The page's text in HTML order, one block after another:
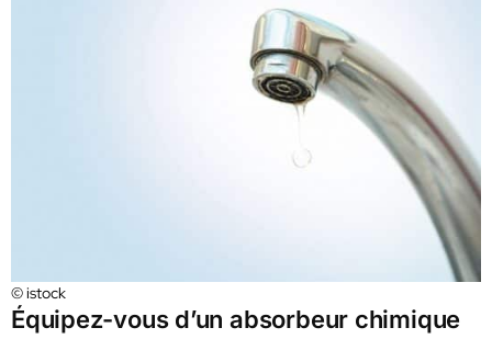
© istock
Équipez-vous d’un absorbeur chimique